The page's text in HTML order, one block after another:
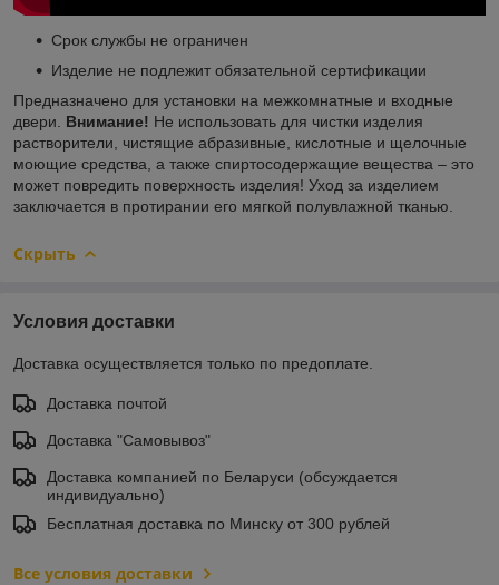
Срок службы не ограничен
Изделие не подлежит обязательной сертификации
Предназначено для установки на межкомнатные и входные
двери. Внимание! Не использовать для чистки изделия
растворители, чистящие абразивные, кислотные и щелочные
моющие средства, а также спиртосодержащие вещества – это
может повредить поверхность изделия! Уход за изделием
заключается в протирании его мягкой полувлажной тканью.
Скрыть
Условия доставки
Доставка осуществляется только по предоплате.
Доставка почтой
Доставка "Самовывоз"
Доставка компанией по Беларуси (обсуждается
индивидуально)
Бесплатная доставка по Минску от 300 рублей
Все условия доставки